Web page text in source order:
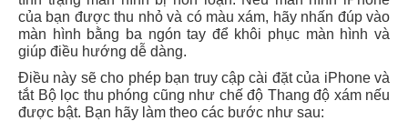
của bạn được thu nhỏ và có màu xám, hãy nhấn đúp vào
màn hình bằng ba ngón tay để khôi phục màn hình và
giúp điều hướng dễ dàng.
Điều này sẽ cho phép bạn truy cập cài đặt của iPhone và
tắt Bộ lọc thu phóng cũng như chế độ Thang độ xám nếu
được bật. Bạn hãy làm theo các bước như sau: